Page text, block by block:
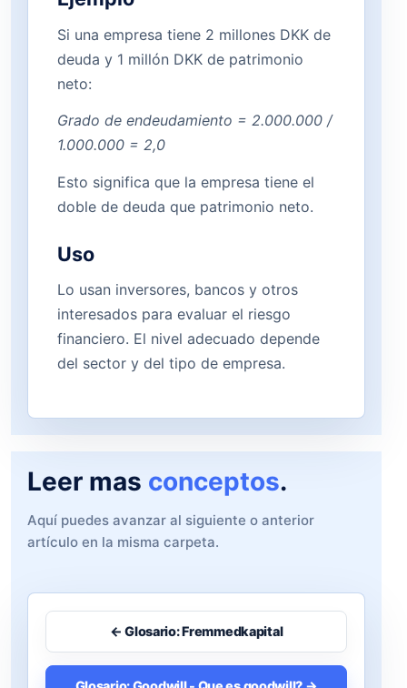
Si una empresa tiene 2 millones DKK de
deuda y 1 millón DKK de patrimonio
neto:
Grado de endeudamiento = 2.000.000 /
1.000.000 = 2,0
Esto significa que la empresa tiene el
doble de deuda que patrimonio neto.
Uso
Lo usan inversores, bancos y otros
interesados para evaluar el riesgo
financiero. El nivel adecuado depende
del sector y del tipo de empresa.
Leer mas conceptos.
Aquí puedes avanzar al siguiente o anterior
artículo en la misma carpeta.
← Glosario: Fremmedkapital